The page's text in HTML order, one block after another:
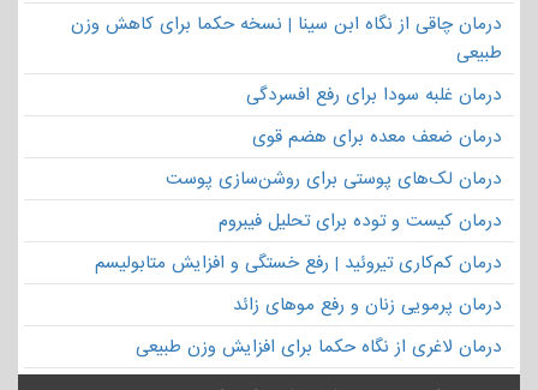
درمان چاقی از نگاه ابن سینا | نسخه حکما برای کاهش وزن
طبیعی
درمان غلبه سودا برای رفع افسردگی
درمان ضعف معده برای هضم قوی
درمان لک‌های پوستی برای روشن‌سازی پوست
درمان کیست و توده برای تحلیل فیبروم
درمان کم‌کاری تیروئید | رفع خستگی و افزایش متابولیسم
درمان پرمویی زنان و رفع موهای زائد
درمان لاغری از نگاه حکما برای افزایش وزن طبیعی